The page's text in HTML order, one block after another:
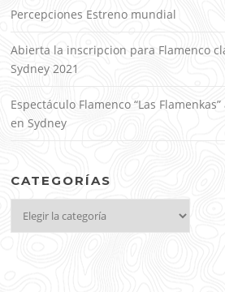
Percepciones Estreno mundial
Abierta la inscripcion para Flamenco
Sydney 2021
Espectáculo Flamenco “Las
en Sydney
CATEGORÍAS